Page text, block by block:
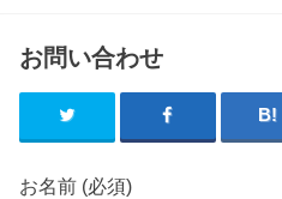
お問い合わせ
お名前 (必須)